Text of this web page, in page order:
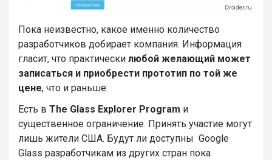
Пока неизвестно, какое именно количество
разработчиков добирает компания. Информация
гласит, что практически любой желающий может
записаться и приобрести прототип по той же
цене, что и раньше.
Есть в The Glass Explorer Program и
существенное ограничение. Принять участие могут
лишь жители США. Будут ли доступны Google
Glass разработчикам из других стран пока